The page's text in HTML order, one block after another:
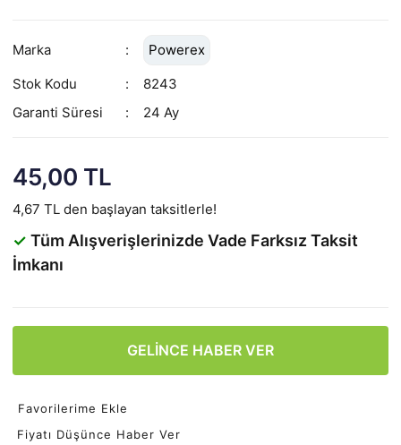
Marka
Powerex
Stok Kodu
8243
Garanti Süresi
24 Ay
45,00 TL
4,67 TL den başlayan taksitlerle!
✓ Tüm Alışverişlerinizde Vade Farksız Taksit
İmkanı
GELİNCE HABER VER
Favorilerime Ekle
Fiyatı Düşünce Haber Ver